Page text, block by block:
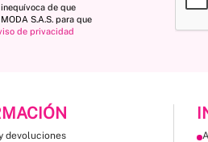
de que
S.A.S. para que
de privacidad
devoluciones